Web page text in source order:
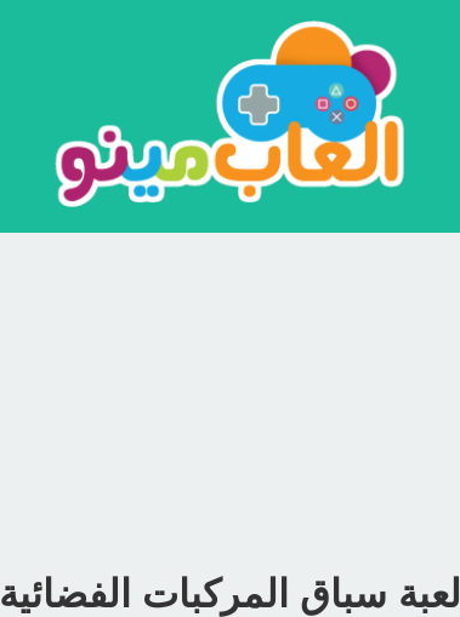
لعبة سباق المركبات الفضائية